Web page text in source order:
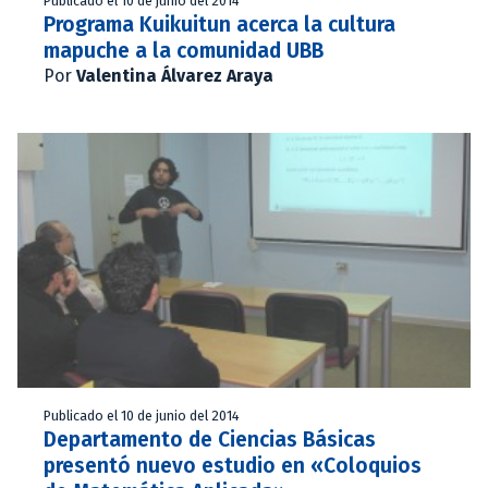
Programa Kuikuitun acerca la cultura
mapuche a la comunidad UBB
Por Valentina Álvarez Araya
Publicado el 10 de junio del 2014
Departamento de Ciencias Básicas
presentó nuevo estudio en «Coloquios